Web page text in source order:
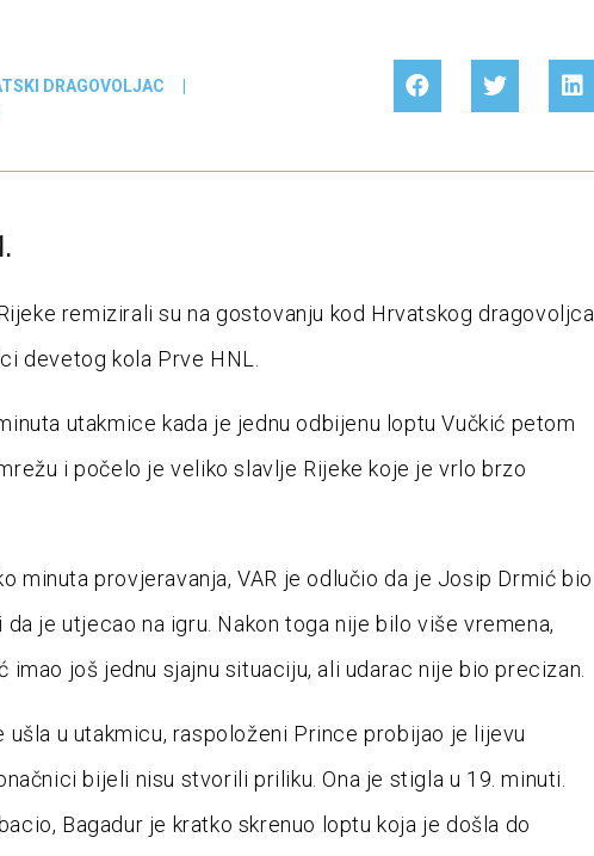
DRAGOVOLJAC
remizirali su na gostovanju kod Hrvatskog dragovoljca
devetog kola Prve HNL.
utakmice kada je jednu odbijenu loptu Vučkić petom
i počelo je veliko slavlje Rijeke koje je vrlo brzo
minuta provjeravanja, VAR je odlučio da je Josip Drmić bio
da je utjecao na igru. Nakon toga nije bilo više vremena,
imao još jednu sjajnu situaciju, ali udarac nije bio precizan.
ušla u utakmicu, raspoloženi Prince probijao je lijevu
bijeli nisu stvorili priliku. Ona je stigla u 19. minuti.
Bagadur je kratko skrenuo loptu koja je došla do